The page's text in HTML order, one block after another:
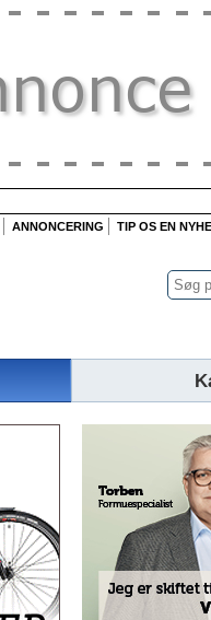
ANNONCERING TIP OS EN